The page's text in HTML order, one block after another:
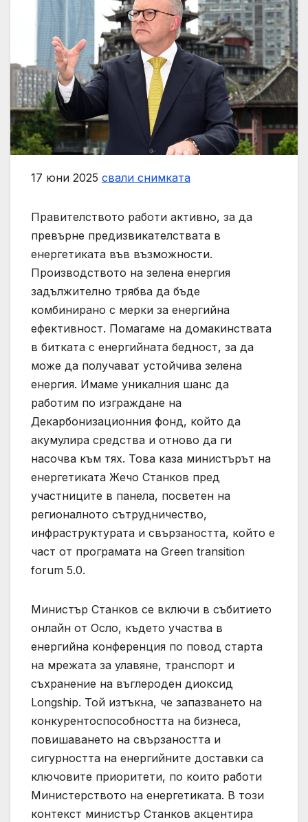
17 юни 2025 свали снимката
Правителството работи активно, за да
превърне предизвикателствата в
енергетиката във възможности.
Производството на зелена енергия
задължително трябва да бъде
комбинирано с мерки за енергийна
ефективност. Помагаме на домакинствата
в битката с енергийната бедност, за да
може да получават устойчива зелена
енергия. Имаме уникалния шанс да
работим по изграждане на
Декарбонизационния фонд, който да
акумулира средства и отново да ги
насочва към тях. Това каза министърът на
енергетиката Жечо Станков пред
участниците в панела, посветен на
регионалното сътрудничество,
инфраструктурата и свързаността, който е
част от програмата на Green transition
forum 5.0.
Министър Станков се включи в събитието
онлайн от Осло, където участва в
енергийна конференция по повод старта
на мрежата за улавяне, транспорт и
съхранение на въглероден диоксид
Longship. Той изтъкна, че запазването на
конкурентоспособността на бизнеса,
повишаването на свързаността и
сигурността на енергийните доставки са
ключовите приоритети, по които работи
Министерството на енергетиката. В този
контекст министър Станков акцентира